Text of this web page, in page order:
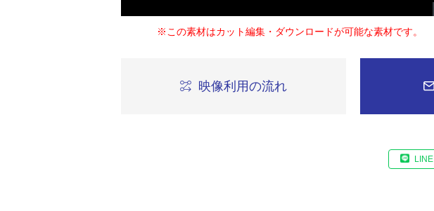
※この素材はカット編集・ダウンロードが可能な素材です。
映像利用の流れ
LINE